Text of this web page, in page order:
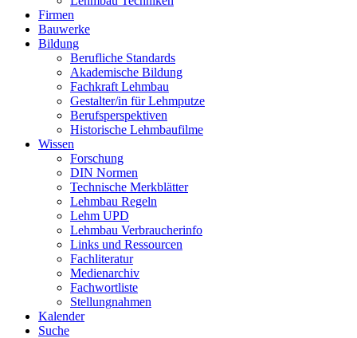
Firmen
Bauwerke
Bildung
Berufliche Standards
Akademische Bildung
Fachkraft Lehmbau
Gestalter/in für Lehmputze
Berufsperspektiven
Historische Lehmbaufilme
Wissen
Forschung
DIN Normen
Technische Merkblätter
Lehmbau Regeln
Lehm UPD
Lehmbau Verbraucherinfo
Links und Ressourcen
Fachliteratur
Medienarchiv
Fachwortliste
Stellungnahmen
Kalender
Suche